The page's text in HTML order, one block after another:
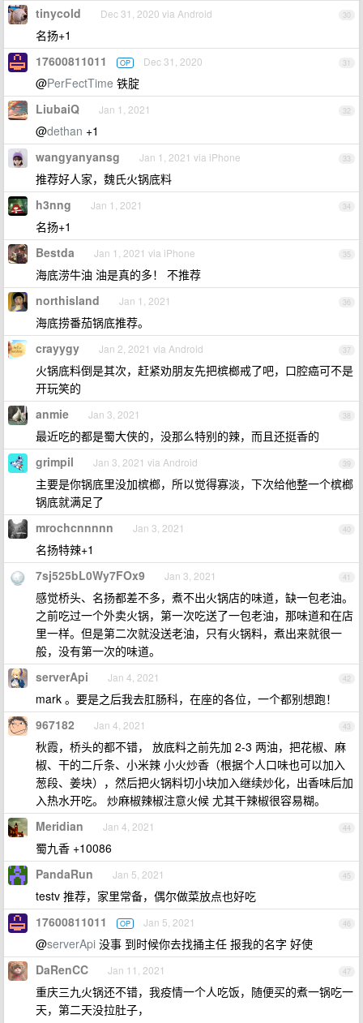
30
tinycold Dec 31, 2020 via Android
名扬+1
31
17600811011 OP Dec 31, 2020
@PerFectTime 铁腚
32
LiubaiQ Jan 1, 2021
@dethan +1
33
wangyanyansg Jan 1, 2021 via iPhone
推荐好人家，魏氏火锅底料
34
h3nng Jan 1, 2021
名扬+1
35
Bestda Jan 1, 2021 via iPhone
海底涝牛油 油是真的多！ 不推荐
36
northisland Jan 1, 2021
海底捞番茄锅底推荐。
37
crayygy Jan 2, 2021 via Android
火锅底料倒是其次，赶紧劝朋友先把槟榔戒了吧，口腔癌可不是
开玩笑的
38
anmie Jan 3, 2021
最近吃的都是蜀大侠的，没那么特别的辣，而且还挺香的
39
grimpil Jan 3, 2021 via Android
主要是你锅底里没加槟榔，所以觉得寡淡，下次给他整一个槟榔
锅底就满足了
40
mrochcnnnnn Jan 3, 2021
名扬特辣+1
41
7sj525bL0Wy7FOx9 Jan 3, 2021
感觉桥头、名扬都差不多，煮不出火锅店的味道，缺一包老油。
之前吃过一个外卖火锅，第一次吃送了一包老油，那味道和在店
里一样。但是第二次就没送老油，只有火锅料，煮出来就很一
般，没有第一次的味道。
42
serverApi Jan 4, 2021
mark 。要是之后我去肛肠科，在座的各位，一个都别想跑！
43
967182 Jan 4, 2021
秋霞，桥头的都不错， 放底料之前先加 2-3 两油，把花椒、麻
椒、干的二斤条、小米辣 小火炒香（根据个人口味也可以加入
葱段、姜块），然后把火锅料切小块加入继续炒化，出香味后加
入热水开吃。 炒麻椒辣椒注意火候 尤其干辣椒很容易糊。
44
Meridian Jan 4, 2021
蜀九香 +10086
45
PandaRun Jan 5, 2021
testv 推荐，家里常备，偶尔做菜放点也好吃
46
17600811011 OP Jan 5, 2021
@serverApi 没事 到时候你去找捅主任 报我的名字 好使
47
DaRenCC Jan 11, 2021
重庆三九火锅还不错，我疫情一个人吃饭，随便买的煮一锅吃一
天，第二天没拉肚子，